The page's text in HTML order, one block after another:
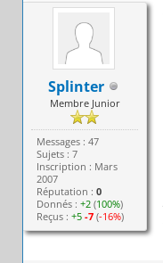
Splinter
Membre Junior
Messages : 47
Sujets : 7
Inscription : Mars
2007
Réputation :0
Donnés :+2 (100%)
Reçus :+5 -7 (-16%)